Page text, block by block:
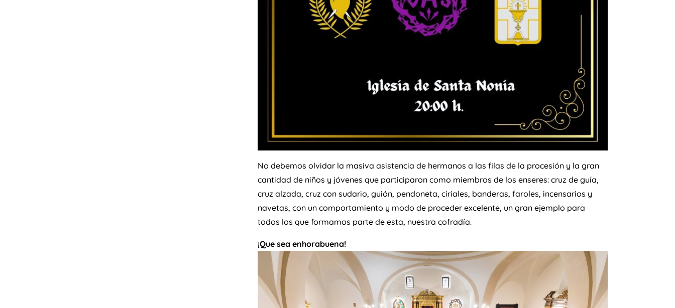
No debemos olvidar la masiva asistencia de hermanos a las filas de la procesión y la gran
cantidad de niños y jóvenes que participaron como miembros de los enseres: cruz de guía,
cruz alzada, cruz con sudario, guión, pendoneta, ciriales, banderas, faroles, incensarios y
navetas, con un comportamiento y modo de proceder excelente, un gran ejemplo para
todos los que formamos parte de esta, nuestra cofradía.
¡Que sea enhorabuena!